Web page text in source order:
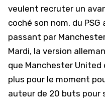
veulent recruter un
coché son nom, du PSG
passant par
Mardi, la version
que Manchester
plus pour le moment
auteur de 20 buts pour